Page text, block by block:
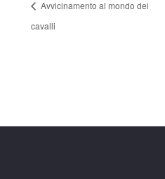
Avvicinamento al mondo dei
cavalli